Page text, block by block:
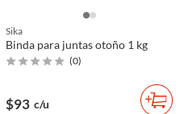
Sika
Binda para juntas otoño 1 kg
(0)
$93 c/u